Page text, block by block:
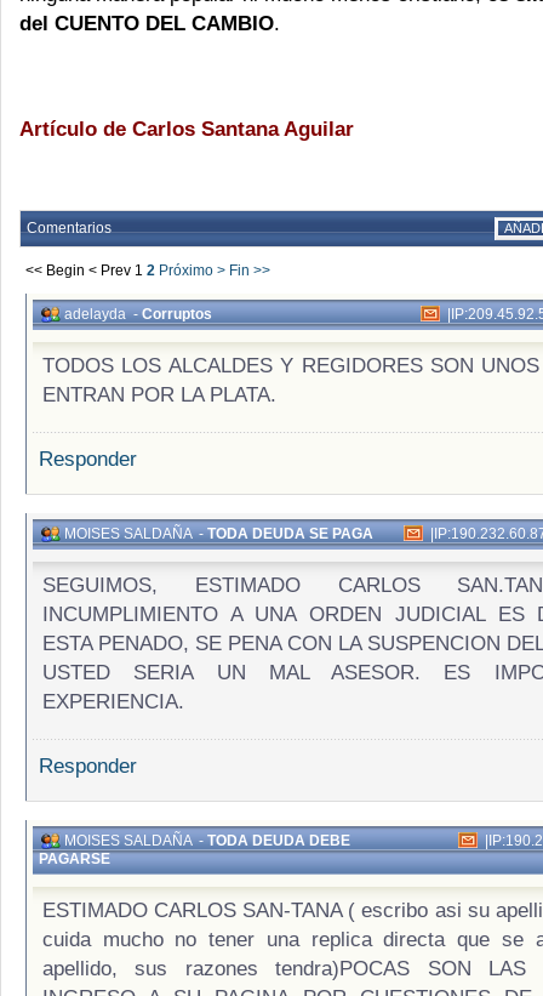
del CUENTO DEL CAMBIO.
Artículo de Carlos Santana Aguilar
Comentarios
<< Begin < Prev 1 2 Próximo > Fin >>
adelayda-Corruptos |
TODOS LOS ALCALDES Y REGIDORES SON
ENTRAN POR LA PLATA.
Responder
MOISES SALDAÑA-TODA DEUDA SE PAGA |
SEGUIMOS, ESTIMADO CARLOS
INCUMPLIMIENTO A UNA ORDEN JUDICIAL ES
ESTA PENADO, SE PENA CON LA SUSPENCION
USTED SERIA UN MAL ASESOR. ES
EXPERIENCIA.
Responder
MOISES SALDAÑA-TODA DEUDA DEBE
PAGARSE
|
ESTIMADO CARLOS SAN-TANA ( escribo asi su
cuida mucho no tener una replica directa que se
apellido, sus razones tendra)POCAS SON LAS